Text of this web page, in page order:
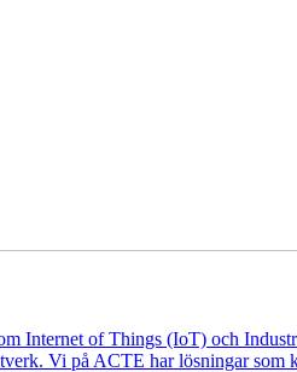
Internet of Things (IoT) och
Vi på ACTE har lösningar som